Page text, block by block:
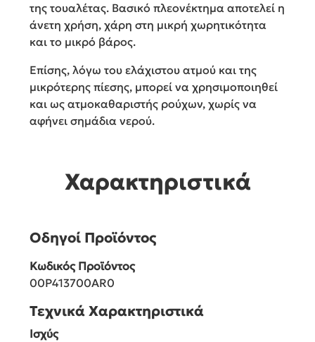
της τουαλέτας. Βασικό πλεονέκτημα αποτελεί η
άνετη χρήση, χάρη στη μικρή χωρητικότητα
και το μικρό βάρος.
Επίσης, λόγω του ελάχιστου ατμού και της
μικρότερης πίεσης, μπορεί να χρησιμοποιηθεί
και ως ατμοκαθαριστής ρούχων, χωρίς να
αφήνει σημάδια νερού.
Χαρακτηριστικά
Οδηγοί Προϊόντος
Κωδικός Προϊόντος
00P413700AR0
Τεχνικά Χαρακτηριστικά
Ισχύς